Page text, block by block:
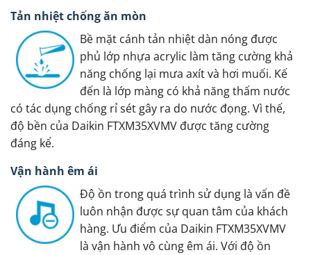
Tản nhiệt chống ăn mòn
Bề mặt cánh tản nhiệt dàn nóng được
phủ lớp nhựa acrylic làm tăng cường khả
năng chống lại mưa axít và hơi muối. Kế
đến là lớp màng có khả năng thấm nước
có tác dụng chống rỉ sét gây ra do nước đọng. Vì thế,
độ bền của Daikin FTXM35XVMV được tăng cường
đáng kể.
Vận hành êm ái
Độ ồn trong quá trình sử dụng là vấn đề
luôn nhận được sự quan tâm của khách
hàng. Ưu điểm của Daikin FTXM35XVMV
là vận hành vô cùng êm ái. Với độ ồn